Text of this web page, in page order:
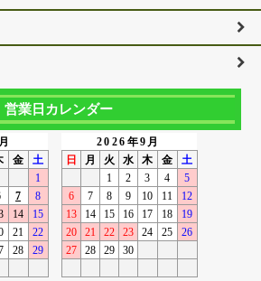
営業日カレンダー